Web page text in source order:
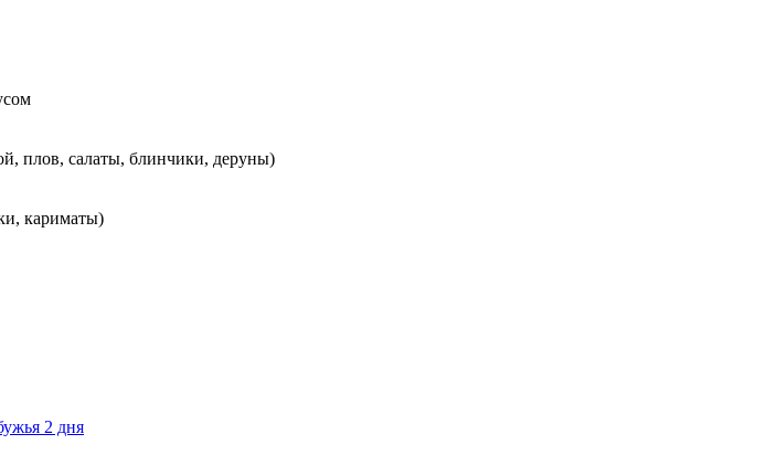
плов, салаты, блинчики, деруны)
кариматы)
2 дня